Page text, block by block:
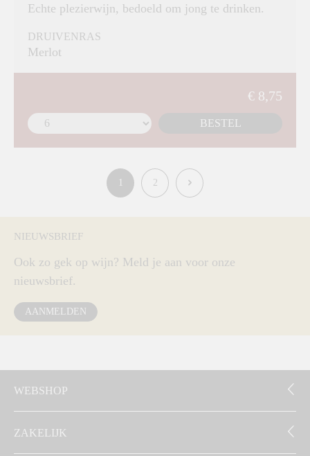
Echte plezierwijn, bedoeld om jong te drinken.
DRUIVENRAS
Merlot
€ 8,75
BESTEL
1 2
NIEUWSBRIEF
Ook zo gek op wijn? Meld je aan voor onze
nieuwsbrief.
AANMELDEN
WEBSHOP
ZAKELIJK